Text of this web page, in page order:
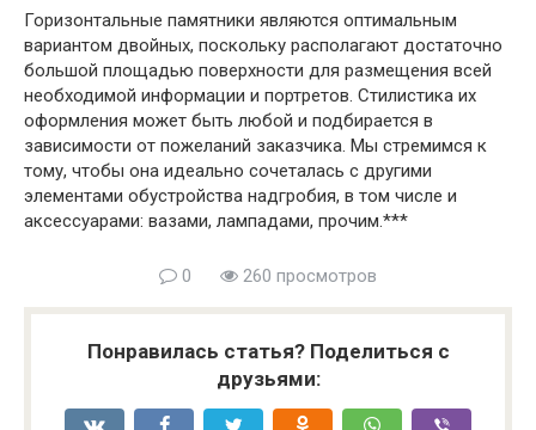
Горизонтальные памятники являются оптимальным
вариантом двойных, поскольку располагают достаточно
большой площадью поверхности для размещения всей
необходимой информации и портретов. Стилистика их
оформления может быть любой и подбирается в
зависимости от пожеланий заказчика. Мы стремимся к
тому, чтобы она идеально сочеталась с другими
элементами обустройства надгробия, в том числе и
аксессуарами: вазами, лампадами, прочим.***
0 260 просмотров
Понравилась статья? Поделиться с
друзьями: